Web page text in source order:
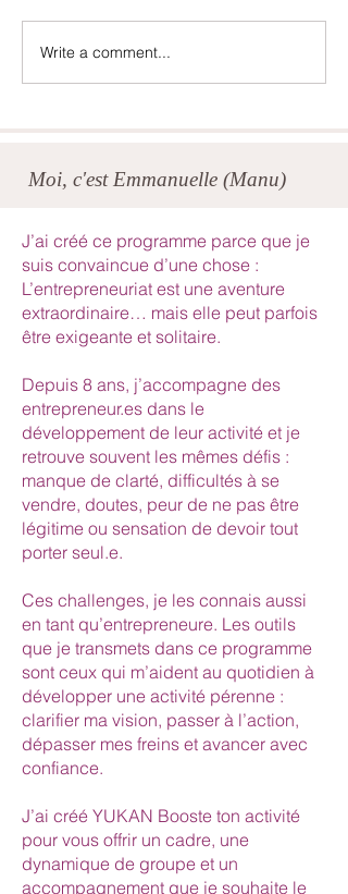
Lydia- Mai 2025
Write a comment...
J’ai créé ce programme parce que je
suis convaincue d’une chose :
L’entrepreneuriat est une aventure
extraordinaire… mais elle peut parfois
être exigeante et solitaire.
Depuis 8 ans, j’accompagne des
entrepreneur.es dans le
développement de leur activité et je
retrouve souvent les mêmes défis :
manque de clarté, difficultés à se
vendre, doutes, peur de ne pas être
légitime ou sensation de devoir tout
porter seul.e.
Ces challenges, je les connais aussi
en tant qu’entrepreneure. Les outils
que je transmets dans ce programme
sont ceux qui m’aident au quotidien à
développer une activité pérenne :
clarifier ma vision, passer à l’action,
dépasser mes freins et avancer avec
confiance.
J’ai créé YUKAN Booste ton activité
pour vous offrir un cadre, une
dynamique de groupe et un
accompagnement que je souhaite le
Moi, c'est Emmanuelle (Manu)